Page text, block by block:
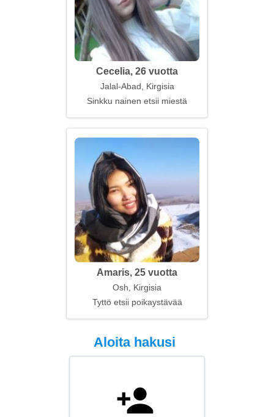
Cecelia, 26 vuotta
Jalal-Abad, Kirgisia
Sinkku nainen etsii miestä
Amaris, 25 vuotta
Osh, Kirgisia
Tyttö etsii poikaystävää
Aloita hakusi